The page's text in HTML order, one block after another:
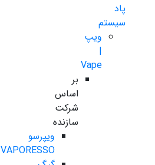
پاد
سیستم
ویپ
|
Vape
بر
اساس
شرکت
سازنده
ویپرسو
VAPORESSO